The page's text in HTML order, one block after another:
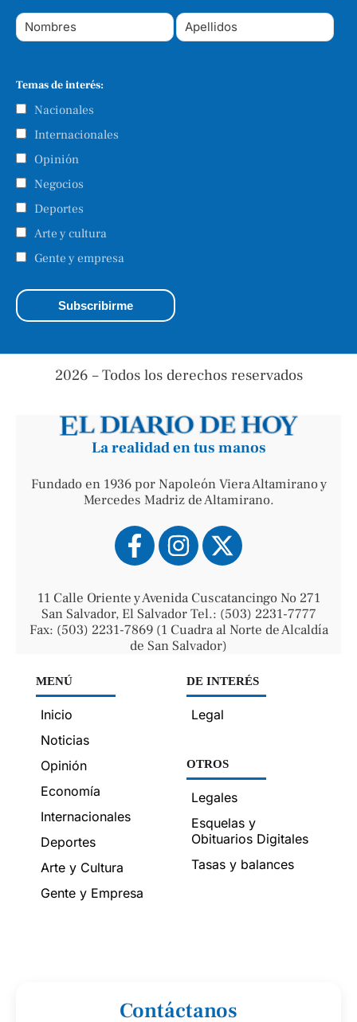
Temas de interés:
Nacionales
Internacionales
Opinión
Negocios
Deportes
Arte y cultura
Gente y empresa
2026 – Todos los derechos reservados
La realidad en tus manos
Fundado en 1936 por Napoleón Viera Altamirano y
Mercedes Madriz de Altamirano.
11 Calle Oriente y Avenida Cuscatancingo No 271
San Salvador, El Salvador Tel.: (503) 2231-7777
Fax: (503) 2231-7869 (1 Cuadra al Norte de Alcaldía
de San Salvador)
MENÚ
Inicio
Noticias
Opinión
Economía
Internacionales
Deportes
Arte y Cultura
Gente y Empresa
DE INTERÉS
Legal
OTROS
Legales
Esquelas y
Obituarios Digitales
Tasas y balances
Contáctanos